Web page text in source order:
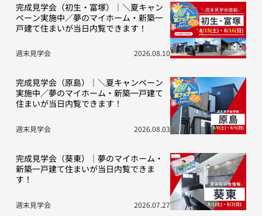
完成見学会（初生・富塚）｜＼夏キャン
ペーン実施中／夢のマイホーム・新築一
戸建て住まいが当日内覧できます！
週末見学会 2026.08.10
完成見学会（原島）｜＼夏キャンペーン
実施中／夢のマイホーム・新築一戸建て
住まいが当日内覧できます！
週末見学会 2026.08.03
完成見学会（葵東）｜夢のマイホーム・
新築一戸建て住まいが当日内覧できま
す！
週末見学会 2026.07.27